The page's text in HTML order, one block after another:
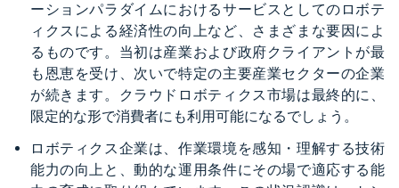
ーションパラダイムにおけるサービスとしてのロボテ
ィクスによる経済性の向上など、さまざまな要因によ
るものです。当初は産業および政府クライアントが最
も恩恵を受け、次いで特定の主要産業セクターの企業
が続きます。クラウドロボティクス市場は最終的に、
限定的な形で消費者にも利用可能になるでしょう。
ロボティクス企業は、作業環境を感知・理解する技術
能力の向上と、動的な運用条件にその場で適応する能